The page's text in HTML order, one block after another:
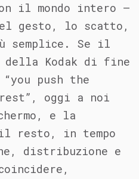
il mondo intero –
gesto, lo scatto,
semplice. Se il
della Kodak di fine
push the
oggi a noi
e la
resto, in tempo
distribuzione e